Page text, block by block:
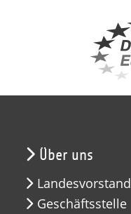
Über uns
Landesvorstand
Geschäftsstelle